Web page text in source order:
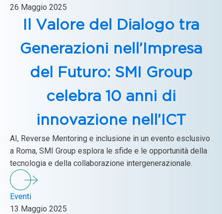
26 Maggio 2025
Il Valore del Dialogo tra
Generazioni nell’Impresa
del Futuro: SMI Group
celebra 10 anni di
innovazione nell’ICT
AI, Reverse Mentoring e inclusione in un evento esclusivo
a Roma, SMI Group esplora le sfide e le opportunità della
tecnologia e della collaborazione intergenerazionale.
Eventi
13 Maggio 2025